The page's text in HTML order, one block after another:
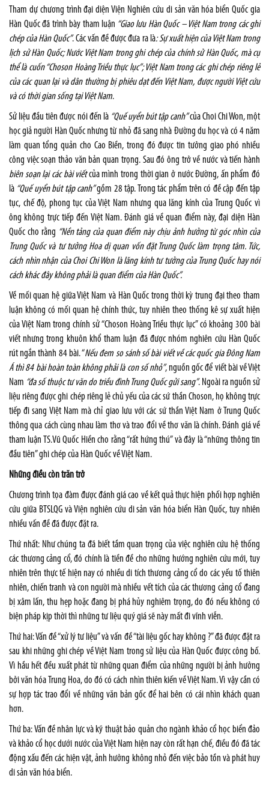
Tham dự chương trình đại diện Viện Nghiên cứu di sản văn hóa biển Quốc gia
Hàn Quốc đã trình bày tham luận “Giao lưu Hàn Quốc – Việt Nam trong các ghi
chép của Hàn Quốc”. Các vấn đề được đưa ra là: Sự xuất hiện của Việt Nam trong
lịch sử Hàn Quốc; Nước Việt Nam trong ghi chép của chính sử Hàn Quốc, mà cụ
thể là cuốn “Choson Hoàng Triều thực lục”; Việt Nam trong các ghi chép riêng lẻ
của các quan lại và dân thường bị phiêu dạt đến Việt Nam, được người Việt cứu
và có thời gian sống tại Việt Nam.
Sử liệu đầu tiên được nói đến là “Quế uyển bút tập canh”của Choi Chi Won, một
học giả người Hàn Quốc nhưng từ nhỏ đã sang nhà Đường du học và có 4 năm
làm quan tổng quản cho Cao Biền, trong đó được tin tưởng giao phó nhiều
công việc soạn thảo văn bản quan trọng. Sau đó ông trở về nước và tiến hành
biên soạn lại các bài viếtcủa mình trong thời gian ở nước Đường, ấn phẩm đó
là “Quế uyển bút tập canh”gồm 28 tập. Trong tác phẩm trên có đề cập đến tập
tục, chế độ, phong tục của Việt Nam nhưng qua lăng kính của Trung Quốc vì
ông không trực tiếp đến Việt Nam. Đánh giá về quan điểm này, đại diện Hàn
Quốc cho rằng “Nền tảng của quan điểm này chịu ảnh hưởng từ góc nhìn của
Trung Quốc và tư tưởng Hoa dị quan vốn đặt Trung Quốc làm trọng tâm. Tức,
cách nhìn nhận của Choi Chi Won là lăng kính tư tưởng của Trung Quốc hay nói
cách khác đây không phải là quan điểm của Hàn Quốc”.
Về mối quan hệ giữa Việt Nam và Hàn Quốc trong thời kỳ trung đại theo tham
luận không có mối quan hệ chính thức, tuy nhiên theo thống kê sự xuất hiện
của Việt Nam trong chính sử “Choson Hoàng Triều thực lục” có khoảng 300 bài
viết nhưng trong khuôn khổ tham luận đã được nhóm nghiên cứu Hàn Quốc
rút ngắn thành 84 bài. “Nếu đem so sánh số bài viết về các quốc gia Đông Nam
Á thì 84 bài hoàn toàn không phải là con số nhỏ”, nguồn gốc để viết bài về Việt
Nam “đa số thuộc tư văn do triều đình Trung Quốc gửi sang”. Ngoài ra nguồn sử
liệu riêng được ghi chép riêng lẻ chủ yếu của các sứ thần Choson, họ không trực
tiếp đi sang Việt Nam mà chỉ giao lưu với các sứ thần Việt Nam ở Trung Quốc
thông qua cách cùng nhau làm thơ và trao đổi về thơ văn là chính. Đánh giá về
tham luận TS.Vũ Quốc Hiền cho rằng “rất hứng thú” và đây là “những thông tin
đầu tiên” ghi chép của Hàn Quốc về Việt Nam.
Những điều còn trăn trở
Chương trình tọa đàm được đánh giá cao về kết quả thực hiện phối hợp nghiên
cứu giữa BTSLQG và Viện nghiên cứu di sản văn hóa biển Hàn Quốc, tuy nhiên
nhiều vấn đề đã được đặt ra.
Thứ nhất: Như chúng ta đã biết tầm quan trọng của việc nghiên cứu hệ thống
các thương cảng cổ, đó chính là tiền đề cho những hướng nghiên cứu mới, tuy
nhiên trên thực tế hiện nay có nhiều di tích thương cảng cổ do các yếu tố thiên
nhiên, chiến tranh và con người mà nhiều vết tích của các thương cảng cổ đang
bị xâm lấn, thu hẹp hoặc đang bị phá hủy nghiêm trọng, do đó nếu không có
biện pháp kịp thời thì những tư liệu quý giá sẽ này mất đi vĩnh viễn.
Thứ hai: Vấn đề “xử lý tư liệu” và vấn đề “tài liệu gốc hay không ?” đã được đặt ra
sau khi những ghi chép về Việt Nam trong sử liệu của Hàn Quốc được công bố.
Vì hầu hết đều xuất phát từ những quan điểm của những người bị ảnh hưởng
bởi văn hóa Trung Hoa, do đó có cách nhìn thiên kiến về Việt Nam. Vì vậy cần có
sự hợp tác trao đổi về những văn bản gốc để hai bên có cái nhìn khách quan
hơn.
Thứ ba: Vấn đề nhân lực và kỹ thuật bảo quản cho ngành khảo cổ học biển đảo
và khảo cổ học dưới nước của Việt Nam hiện nay còn rất hạn chế, điều đó đã tác
động xấu đến các hiện vật, ảnh hưởng không nhỏ đến việc bảo tồn và phát huy
di sản văn hóa biển.